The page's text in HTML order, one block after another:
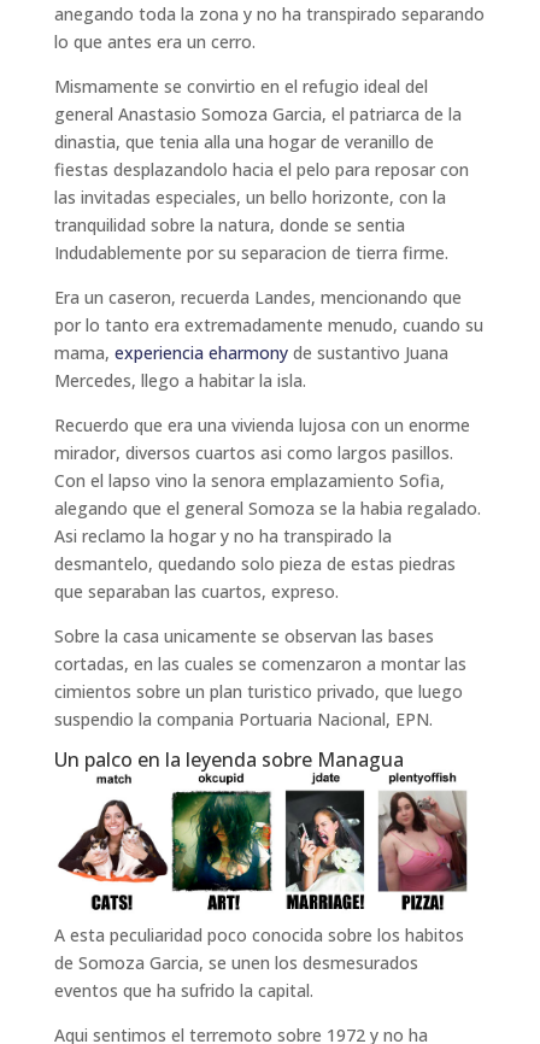
anegando toda la zona y no ha transpirado separando
lo que antes era un cerro.
Mismamente se convirtio en el refugio ideal del
general Anastasio Somoza Garcia, el patriarca de la
dinastia, que tenia alla una hogar de veranillo de
fiestas desplazandolo hacia el pelo para reposar con
las invitadas especiales, un bello horizonte, con la
tranquilidad sobre la natura, donde se sentia
Indudablemente por su separacion de tierra firme.
Era un caseron, recuerda Landes, mencionando que
por lo tanto era extremadamente menudo, cuando su
mama, experiencia eharmonyde sustantivo Juana
Mercedes, llego a habitar la isla.
Recuerdo que era una vivienda lujosa con un enorme
mirador, diversos cuartos asi como largos pasillos.
Con el lapso vino la senora emplazamiento Sofia,
alegando que el general Somoza se la habia regalado.
Asi reclamo la hogar y no ha transpirado la
desmantelo, quedando solo pieza de estas piedras
que separaban las cuartos, expreso.
Sobre la casa unicamente se observan las bases
cortadas, en las cuales se comenzaron a montar las
cimientos sobre un plan turistico privado, que luego
suspendio la compania Portuaria Nacional, EPN.
Un palco en la leyenda sobre Managua
A esta peculiaridad poco conocida sobre los habitos
de Somoza Garcia, se unen los desmesurados
eventos que ha sufrido la capital.
Aqui sentimos el terremoto sobre 1972 y no ha